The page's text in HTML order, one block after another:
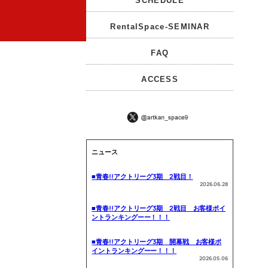
RentalSpace-SEMINAR
FAQ
ACCESS
ニュース
■青春!!アクトリーグ3期 2戦目！
2026.06.28
■青春!!アクトリーグ3期 2戦目 お客様ポイ
ントランキングーー！！！
■青春!!アクトリーグ3期 開幕戦 お客様ポ
イントランキングーー！！！
2026.05.06